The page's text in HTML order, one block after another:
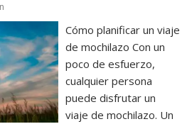
Cómo planificar un viaje
de mochilazo Con un
poco de esfuerzo,
cualquier persona
puede disfrutar un
viaje de mochilazo. Un